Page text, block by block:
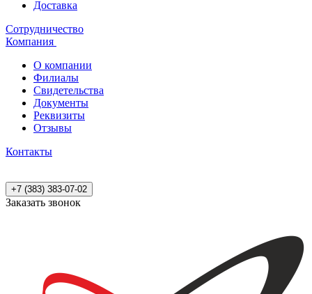
Доставка
Сотрудничество
Компания
О компании
Филиалы
Свидетельства
Документы
Реквизиты
Отзывы
Контакты
+7 (383) 383-07-02
Заказать звонок